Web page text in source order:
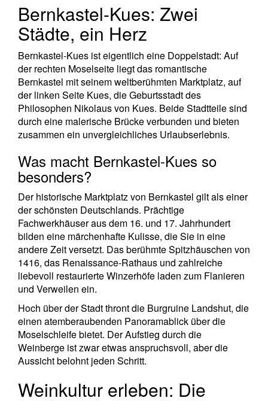
Bernkastel-Kues: Zwei
Städte, ein Herz
Bernkastel-Kues ist eigentlich eine Doppelstadt: Auf
der rechten Moselseite liegt das romantische
Bernkastel mit seinem weltberühmten Marktplatz, auf
der linken Seite Kues, die Geburtsstadt des
Philosophen Nikolaus von Kues. Beide Stadtteile sind
durch eine malerische Brücke verbunden und bieten
zusammen ein unvergleichliches Urlaubserlebnis.
Was macht Bernkastel-Kues so
besonders?
Der historische Marktplatz von Bernkastel gilt als einer
der schönsten Deutschlands. Prächtige
Fachwerkhäuser aus dem 16. und 17. Jahrhundert
bilden eine märchenhafte Kulisse, die Sie in eine
andere Zeit versetzt. Das berühmte Spitzhäuschen von
1416, das Renaissance-Rathaus und zahlreiche
liebevoll restaurierte Winzerhöfe laden zum Flanieren
und Verweilen ein.
Hoch über der Stadt thront die Burgruine Landshut, die
einen atemberaubenden Panoramablick über die
Moselschleife bietet. Der Aufstieg durch die
Weinberge ist zwar etwas anspruchsvoll, aber die
Aussicht belohnt jeden Schritt.
Weinkultur erleben: Die